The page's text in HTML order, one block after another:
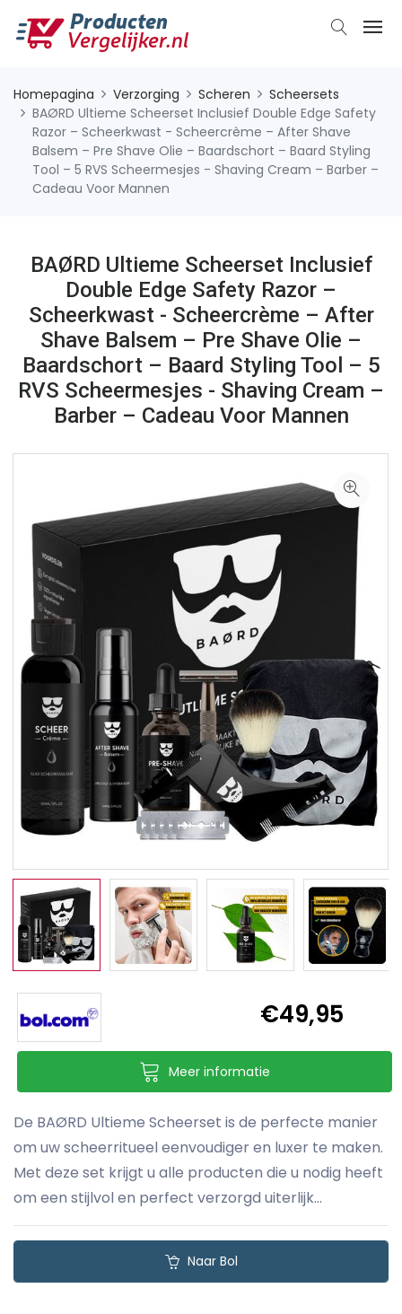
Homepagina Verzorging Scheren
Scheersets
BAØRD Ultieme Scheerset Inclusief Double Edge Safety
Razor – Scheerkwast - Scheercrème – After Shave
Balsem – Pre Shave Olie – Baardschort – Baard Styling
Tool – 5 RVS Scheermesjes - Shaving Cream – Barber –
Cadeau Voor Mannen
BAØRD Ultieme Scheerset Inclusief
Double Edge Safety Razor –
Scheerkwast - Scheercrème – After
Shave Balsem – Pre Shave Olie –
Baardschort – Baard Styling Tool – 5
RVS Scheermesjes - Shaving Cream –
Barber – Cadeau Voor Mannen
€49,95
Meer informatie
De BAØRD Ultieme Scheerset is de perfecte manier
om uw scheerritueel eenvoudiger en luxer te maken.
Met deze set krijgt u alle producten die u nodig heeft
om een stijlvol en perfect verzorgd uiterlijk...
Naar Bol